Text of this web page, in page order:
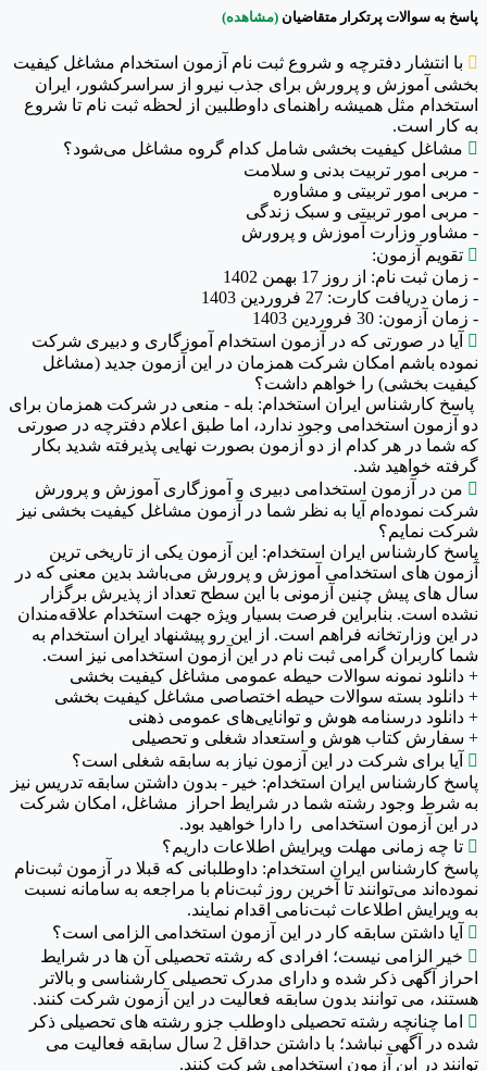
پاسخ به سوالات پرتکرار متقاضیان (مشاهده)
 با انتشار دفترچه و شروع ثبت نام آزمون استخدام مشاغل کیفیت
بخشی آموزش و پرورش برای جذب نیرو از سراسرکشور، ایران
استخدام مثل همیشه راهنمای داوطلبین از لحظه ثبت نام تا شروع
به کار است.
 مشاغل کیفیت بخشی شامل کدام گروه مشاغل می‌شود؟
- مربی امور تربیت بدنی و سلامت
- مربی امور تربیتی و مشاوره
- مربی امور تربیتی و سبک زندگی
- مشاور وزارت آموزش و پرورش
 تقویم آزمون:
- زمان ثبت نام: از روز 17 بهمن 1402
- زمان دریافت کارت: 27 فروردین 1403
- زمان آزمون: 30 فروردین 1403

آیا در صورتی که در آزمون استخدام آموزگاری و دبیری شرکت
نموده باشم امکان شرکت همزمان در این آزمون جدید (مشاغل
کیفیت بخشی) را خواهم داشت؟
پاسخ کارشناس ایران استخدام: بله - منعی در شرکت همزمان برای
دو آزمون استخدامی وجود ندارد، اما طبق اعلام دفترچه در صورتی
که شما در هر کدام از دو آزمون بصورت نهایی پذیرفته شدید بکار
گرفته خواهید شد.
 من در آزمون استخدامی دبیری و آموزگاری آموزش و پرورش
شرکت نموده‌ام آیا به نظر شما در آزمون مشاغل کیفیت بخشی نیز
شرکت نمایم؟
پاسخ کارشناس ایران استخدام: این آزمون یکی از تاریخی ترین
آزمون های استخدامی آموزش و پرورش می‌باشد بدین معنی که در
سال های پیش چنین آزمونی با این سطح تعداد از پذیرش برگزار
نشده است. بنابراین فرصت بسیار ویژه جهت استخدام علاقه‌مندان
در این وزارتخانه فراهم است. از این رو پیشنهاد ایران استخدام به
شما کاربران گرامی ثبت نام در این آزمون استخدامی نیز است.
+ دانلود نمونه سوالات حیطه عمومی مشاغل کیفیت بخشی
+ دانلود بسته سوالات حیطه اختصاصی مشاغل کیفیت بخشی
+ دانلود درسنامه هوش و توانایی‌های عمومی ذهنی
+ سفارش کتاب هوش و استعداد شغلی و تحصیلی

آیا برای شرکت در این آزمون نیاز به سابقه شغلی است؟
پاسخ کارشناس ایران استخدام: خیر - بدون داشتن سابقه تدریس نیز
به شرط وجود رشته شما در شرایط احراز مشاغل، امکان شرکت
در این آزمون استخدامی را دارا خواهید بود.
 تا چه زمانی مهلت ویرایش اطلاعات داریم؟
پاسخ کارشناس ایران استخدام: داوطلبانی که قبلا در آزمون ثبت‌نام
نموده‌اند می‌توانند تا آخرین روز ثبت‌نام با مراجعه به سامانه نسبت
به ویرایش اطلاعات ثبت‌نامی اقدام نمایند.

آیا داشتن سابقه کار در این آزمون استخدامی الزامی است؟
 خیر الزامی نیست؛ افرادی که رشته تحصیلی آن ها در شرایط
احراز آگهی ذکر شده و دارای مدرک تحصیلی کارشناسی و بالاتر
هستند، می توانند بدون سابقه فعالیت در این آزمون شرکت کنند.

اما چنانچه رشته تحصیلی داوطلب جزو رشته های تحصیلی ذکر
شده در آگهی نباشد؛ با داشتن حداقل 2 سال سابقه فعالیت می
توانند در این آزمون استخدامی شرکت کنند.